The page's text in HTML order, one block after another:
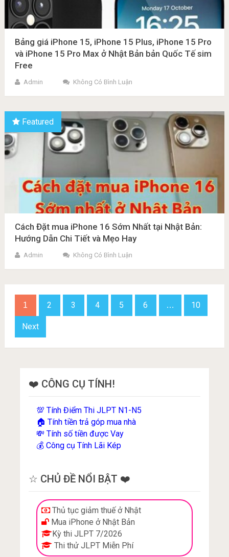
Bảng giá iPhone 15, iPhone 15 Plus, iPhone 15 Pro
và iPhone 15 Pro Max ở Nhật Bản bản Quốc Tế sim
Free
Admin Không Có Bình Luận
Featured
Cách Đặt mua iPhone 16 Sớm Nhất tại Nhật Bản:
Hướng Dẫn Chi Tiết và Mẹo Hay
Admin Không Có Bình Luận
Phân
trang
bài
viết
1 2 3 4 5 6 … 10
Next
❤️ CÔNG CỤ TÍNH!
💯Tính Điểm Thi JLPT N1-N5
🏠Tính tiền trả góp mua nhà
💸Tính số tiền được Vay
💰Công cụ Tính Lãi Kép
☆ CHỦ ĐỀ NỔI BẬT ❤️
Thủ tục giảm thuế ở Nhật
Mua iPhone ở Nhật Bản
Kỳ thi JLPT 7/2026
Thi thử JLPT Miễn Phí